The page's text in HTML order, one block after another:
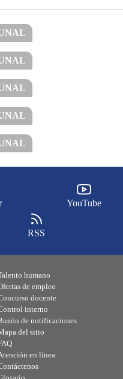
YouTube
RSS
humano
de empleo
docente
interno
de notificaciones
del sitio
en línea